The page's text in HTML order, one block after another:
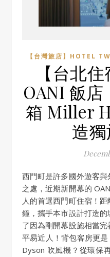
【台灣旅店】HOTEL TW
【台北
OANI 飯
箱 Miller
造
西門町是許多國外遊客與外地旅人前來台北的首選落腳
之處，近期新開幕的
人的首選西門町住宿！
鐘，攜手本市設計打造
了因為剛開幕設施相當
平易近人！背包客房更
Dyson 吹風機？從環保